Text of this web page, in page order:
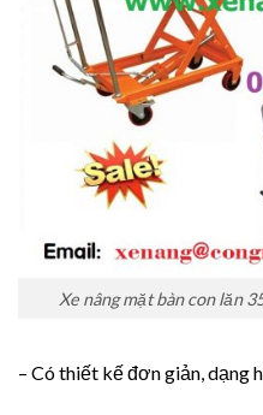
Xe nâng mặt bàn con lăn
– Có thiết kế đơn giản, dạng